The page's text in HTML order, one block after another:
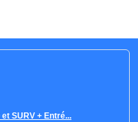
SURV + Entré...